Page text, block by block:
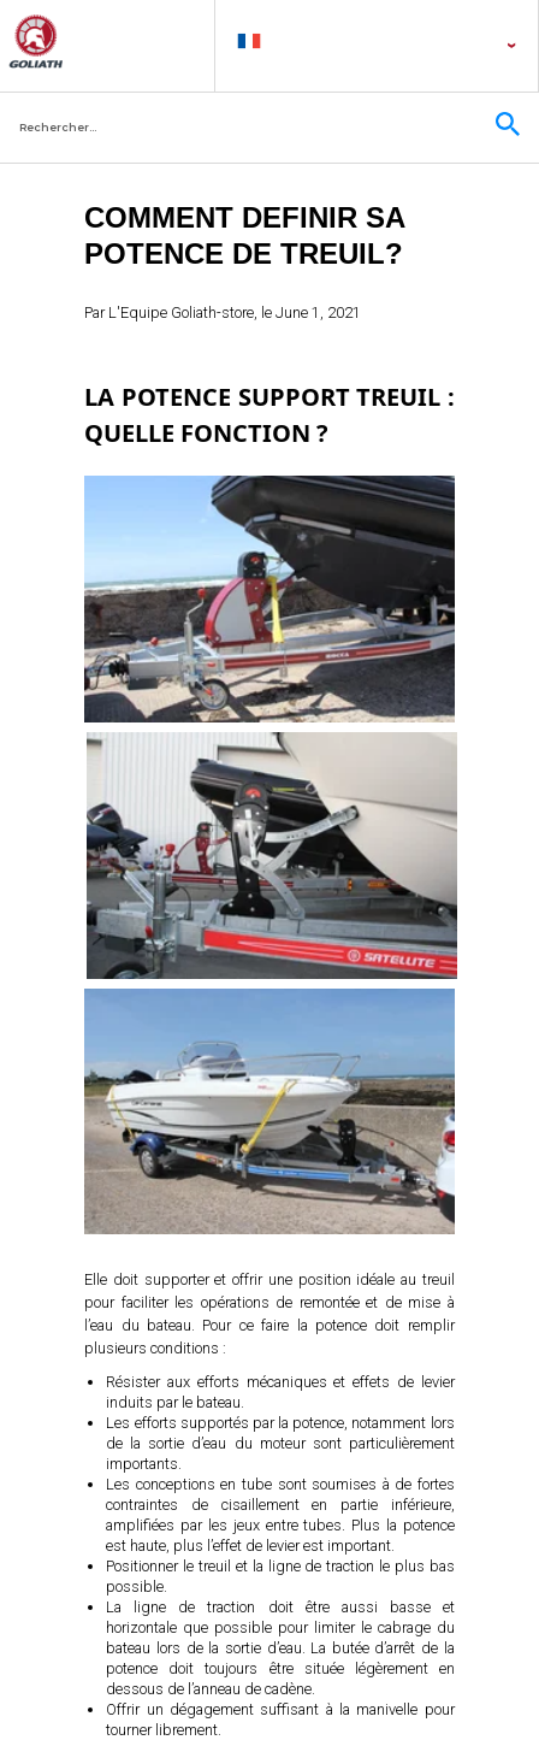
COMMENT DEFINIR SA
POTENCE DE TREUIL?
Par L'Equipe Goliath-store, leJune 1, 2021
LA POTENCE SUPPORT TREUIL :
QUELLE FONCTION ?
Elle doit supporter et offrir une position idéale au treuil
pour faciliter les opérations de remontée et de mise à
l’eau du bateau. Pour ce faire la potence doit remplir
plusieurs conditions :
Résister aux efforts mécaniques et effets de levier
induits par le bateau.
Les efforts supportés par la potence, notamment lors
de la sortie d’eau du moteur sont particulièrement
importants.
Les conceptions en tube sont soumises à de fortes
contraintes de cisaillement en partie inférieure,
amplifiées par les jeux entre tubes. Plus la potence
est haute, plus l’effet de levier est important.
Positionner le treuil et la ligne de traction le plus bas
possible.
La ligne de traction doit être aussi basse et
horizontale que possible pour limiter le cabrage du
bateau lors de la sortie d’eau. La butée d’arrêt de la
potence doit toujours être située légèrement en
dessous de l’anneau de cadène.
Offrir un dégagement suffisant à la manivelle pour
tourner librement.